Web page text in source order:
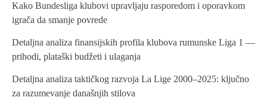
v
g
a
t
Kako Bundesliga klubovi upravljaju rasporedom i oporavkom
igrača da smanje povrede
Detaljna analiza finansijskih profila klubova rumunske Liga 1 —
prihodi, plataški budžeti i ulaganja
Detaljna analiza taktičkog razvoja La Lige 2000–2025: ključno
za razumevanje današnjih stilova